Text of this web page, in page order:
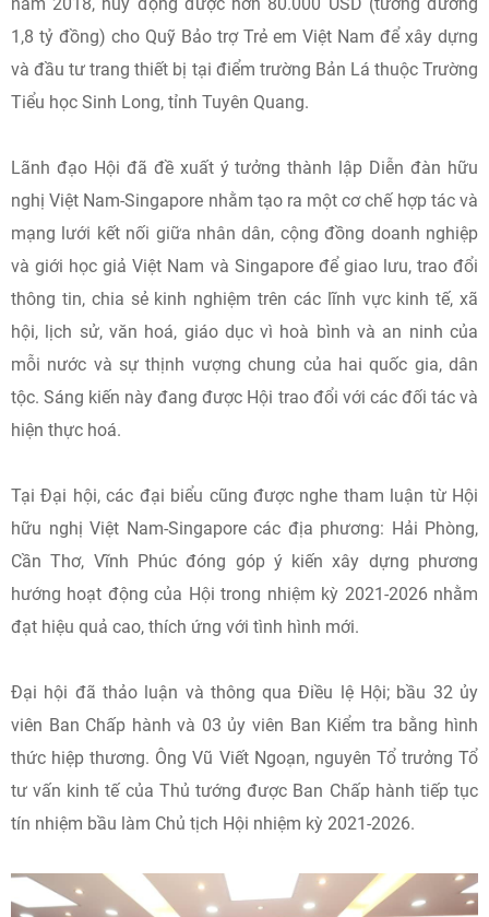
1,8 tỷ đồng) cho Quỹ Bảo trợ Trẻ em Việt Nam để xây dựng
và đầu tư trang thiết bị tại điểm trường Bản Lá thuộc Trường
Tiểu học Sinh Long, tỉnh Tuyên Quang.
Lãnh đạo Hội đã đề xuất ý tưởng thành lập Diễn đàn hữu
nghị Việt Nam-Singapore nhằm tạo ra một cơ chế hợp tác và
mạng lưới kết nối giữa nhân dân, cộng đồng doanh nghiệp
và giới học giả Việt Nam và Singapore để giao lưu, trao đổi
thông tin, chia sẻ kinh nghiệm trên các lĩnh vực kinh tế, xã
hội, lịch sử, văn hoá, giáo dục vì hoà bình và an ninh của
mỗi nước và sự thịnh vượng chung của hai quốc gia, dân
tộc. Sáng kiến này đang được Hội trao đổi với các đối tác và
hiện thực hoá.
Tại Đại hội, các đại biểu cũng được nghe tham luận từ Hội
hữu nghị Việt Nam-Singapore các địa phương: Hải Phòng,
Cần Thơ, Vĩnh Phúc đóng góp ý kiến xây dựng phương
hướng hoạt động của Hội trong nhiệm kỳ 2021-2026 nhằm
đạt hiệu quả cao, thích ứng với tình hình mới.
Đại hội đã thảo luận và thông qua Điều lệ Hội; bầu 32 ủy
viên Ban Chấp hành và 03 ủy viên Ban Kiểm tra bằng hình
thức hiệp thương. Ông Vũ Viết Ngoạn, nguyên Tổ trưởng Tổ
tư vấn kinh tế của Thủ tướng được Ban Chấp hành tiếp tục
tín nhiệm bầu làm Chủ tịch Hội nhiệm kỳ 2021-2026.